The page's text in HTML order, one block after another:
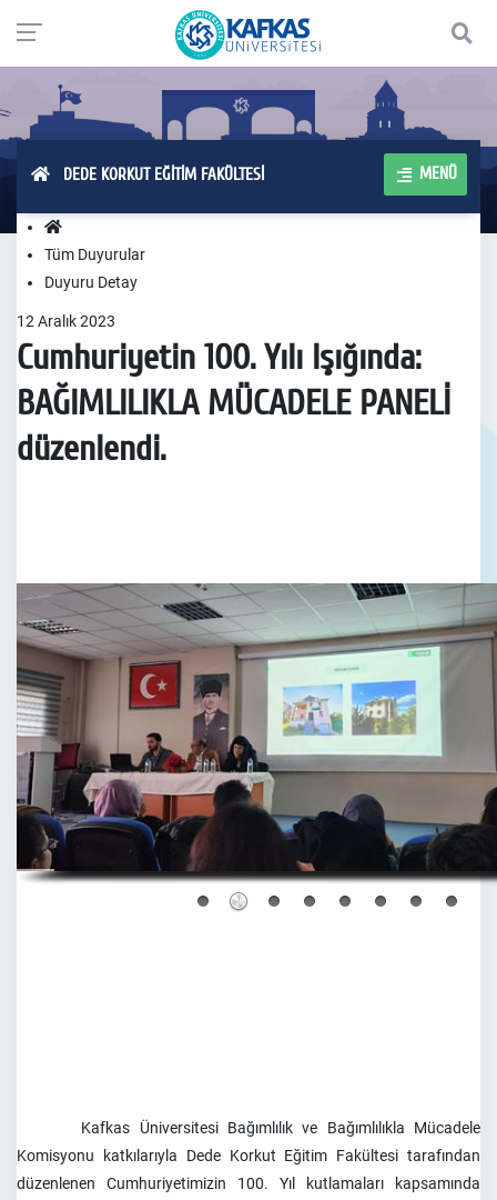
DEDE KORKUT EĞİTİM FAKÜLTESİ MENÜ
Tüm Duyurular
Duyuru Detay
12 Aralık2023
Cumhuriyetin 100. Yılı Işığında:
BAĞIMLILIKLA MÜCADELE PANELİ
düzenlendi.
Kafkas Üniversitesi Bağımlılık ve Bağımlılıkla Mücadele
Komisyonu katkılarıyla Dede Korkut Eğitim Fakültesi tarafından
düzenlenen Cumhuriyetimizin 100. Yıl kutlamaları kapsamında